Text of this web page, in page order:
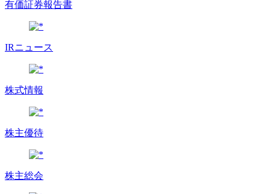
有価証券報告書
IRニュース
株式情報
株主優待
株主総会